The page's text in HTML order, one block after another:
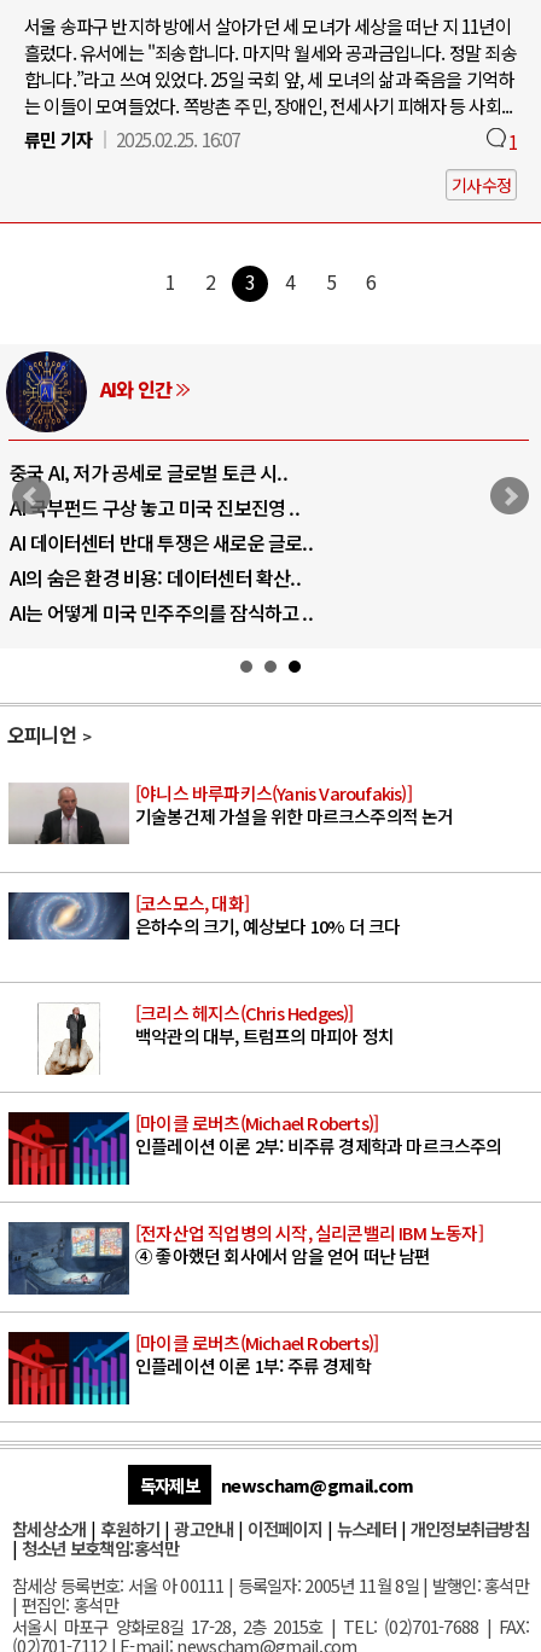
서울 송파구 반지하 방에서 살아가던 세 모녀가 세상을 떠난 지 11년이
흘렀다. 유서에는 "죄송합니다. 마지막 월세와 공과금입니다. 정말 죄송
합니다.”라고 쓰여 있었다. 25일 국회 앞, 세 모녀의 삶과 죽음을 기억하
는 이들이 모여들었다. 쪽방촌 주민, 장애인, 전세사기 피해자 등 사회...
류민 기자
2025.02.25. 16:07 1
기사수정
1 2 3 4 5 6
AI와 인간
중국 AI, 저가 공세로 글로벌 토큰 시..
AI 국부펀드 구상 놓고 미국 진보진영 ..
AI 데이터센터 반대 투쟁은 새로운 글로..
AI의 숨은 환경 비용: 데이터센터 확산..
AI는 어떻게 미국 민주주의를 잠식하고 ..
오피니언
[야니스 바루파키스(Yanis Varoufakis)]
기술봉건제 가설을 위한 마르크스주의적 논거
[코스모스, 대화]
은하수의 크기, 예상보다 10% 더 크다
[크리스 헤지스(Chris Hedges)]
백악관의 대부, 트럼프의 마피아 정치
[마이클 로버츠(Michael Roberts)]
인플레이션 이론 2부: 비주류 경제학과 마르크스주의
[전자산업 직업병의 시작, 실리콘밸리 IBM 노동자]
④ 좋아했던 회사에서 암을 얻어 떠난 남편
[마이클 로버츠(Michael Roberts)]
인플레이션 이론 1부: 주류 경제학
독자제보
newscham@gmail.com
참세상소개 | 후원하기 |광고안내 | 이전페이지 | 뉴스레터| 개인정보취급방침
| 청소년 보호책임:홍석만
참세상 등록번호: 서울 아 00111 | 등록일자: 2005년 11월 8일 | 발행인: 홍석만
| 편집인: 홍석만
서울시 마포구 양화로8길 17-28, 2층 2015호| TEL: (02)701-7688 | FAX:
(02)701-7112 | E-mail:newscham@gmail.com